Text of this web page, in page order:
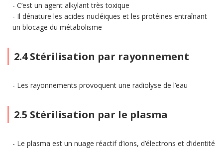
C’est un agent alkylant très toxique
Il dénature les acides nucléiques et les protéines entraînant
un blocage du métabolisme
2.4 Stérilisation par rayonnement
Les rayonnements provoquent une radiolyse de l’eau
2.5 Stérilisation par le plasma
Le plasma est un nuage réactif d’ions, d’électrons et d’identité